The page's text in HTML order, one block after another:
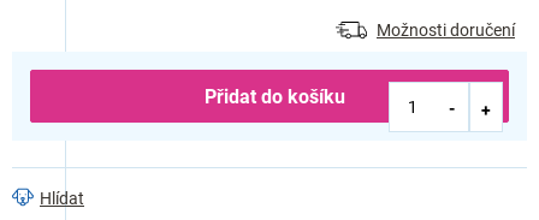
Možnosti doručení
Přidat do košíku
Hlídat